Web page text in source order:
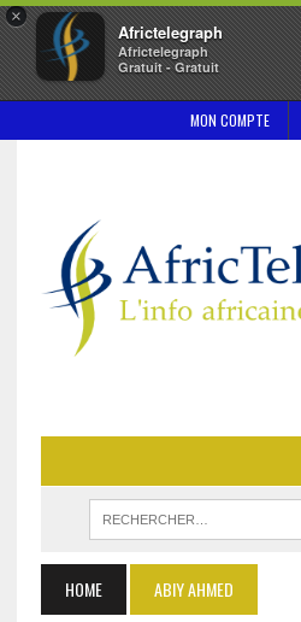
×
Africtelegraph
Africtelegraph
Gratuit - Gratuit
MON COMPTE
HOME ABIY AHMED